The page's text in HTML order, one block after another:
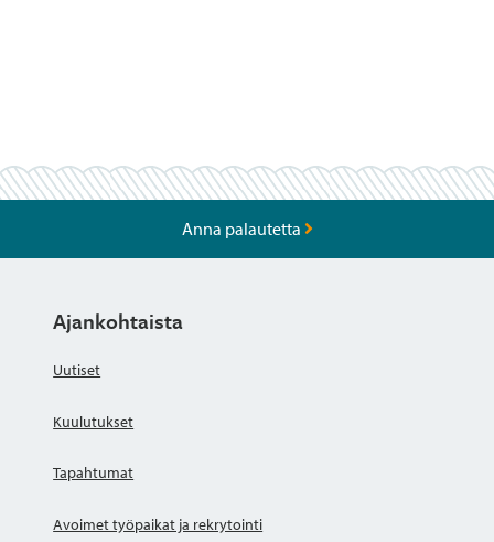
Anna palautetta
Ajankohtaista
Uutiset
Kuulutukset
Tapahtumat
Avoimet työpaikat ja rekrytointi